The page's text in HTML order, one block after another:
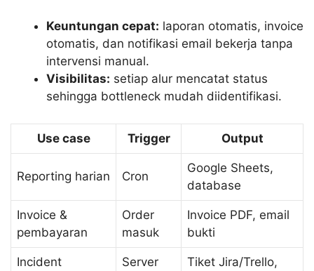
Keuntungan cepat: laporan otomatis, invoice
otomatis, dan notifikasi email bekerja tanpa
intervensi manual.
Visibilitas: setiap alur mencatat status
sehingga bottleneck mudah diidentifikasi.
Use case Trigger Output
Reporting harian Cron
Google Sheets,
database
Invoice &
pembayaran
Order
masuk
Invoice PDF, email
bukti
Incident
Server
Tiket Jira/Trello,